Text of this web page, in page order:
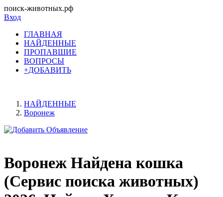
поиск-животных.рф
Вход
ГЛАВНАЯ
НАЙДЕННЫЕ
ПРОПАВШИЕ
ВОПРОСЫ
+ДОБАВИТЬ
НАЙДЕННЫЕ
Воронеж
Воронеж Найдена кошка
(Сервис поиска животных)